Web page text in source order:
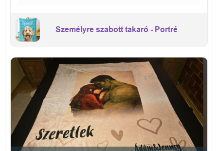
Személyre szabott takaró - Portré